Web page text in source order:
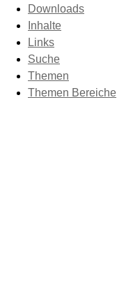
Downloads
Inhalte
Links
Suche
Themen
Themen Bereiche